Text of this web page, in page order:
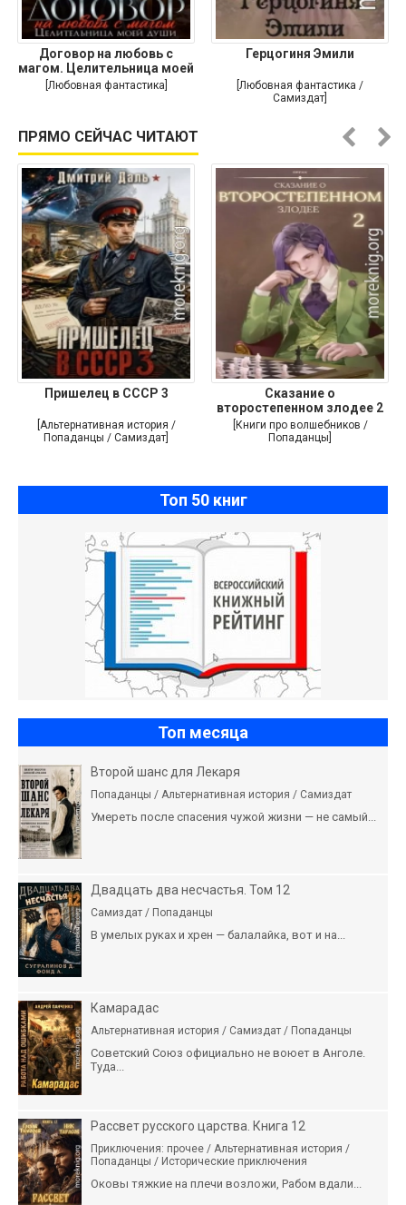
Договор на любовь с
магом. Целительница моей
души
[Любовная фантастика]
Герцогиня Эмили
[Любовная фантастика /
Самиздат]
ПРЯМО СЕЙЧАС ЧИТАЮТ
Пришелец в СССР 3
[Альтернативная история /
Попаданцы / Самиздат]
Сказание о
второстепенном злодее 2
[Книги про волшебников /
Попаданцы]
Топ 50 книг
Топ месяца
Второй шанс для Лекаря
Попаданцы / Альтернативная история / Самиздат
Умереть после спасения чужой жизни — не самый...
Двадцать два несчастья. Том 12
Самиздат / Попаданцы
В умелых руках и хрен — балалайка, вот и на...
Камарадас
Альтернативная история / Самиздат / Попаданцы
Советский Союз официально не воюет в Анголе.
Туда...
Рассвет русского царства. Книга 12
Приключения: прочее / Альтернативная история /
Попаданцы / Исторические приключения
Оковы тяжкие на плечи возложи, Рабом вдали...